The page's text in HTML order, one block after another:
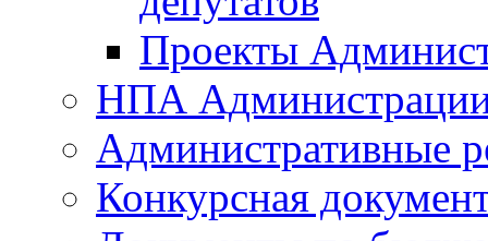
Проекты
НПА
Административные
Конкурсная